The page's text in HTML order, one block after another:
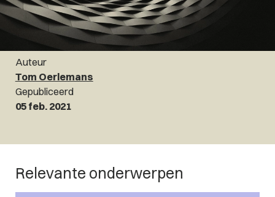
Auteur
Tom Oerlemans
Gepubliceerd
05 feb. 2021
Relevante onderwerpen